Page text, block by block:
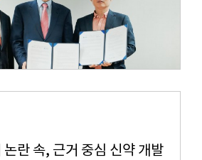
란 속, 근거 중심 신약 개발